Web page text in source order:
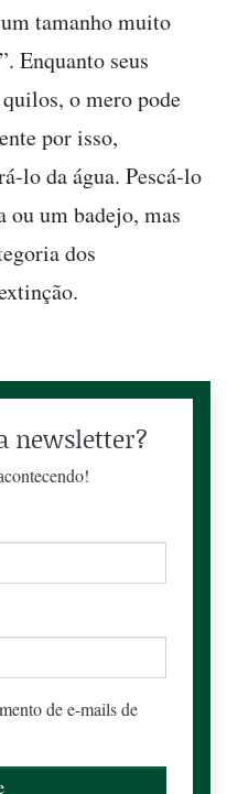
tamanho muito
Enquanto seus
o mero pode
por isso,
lo da água. Pescá-lo
ou um badejo, mas
dos
newsletter?
de e-mails de